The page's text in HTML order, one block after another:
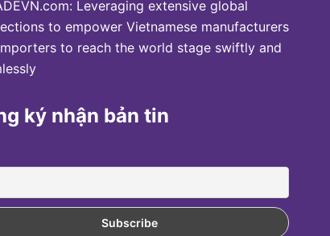
Leveraging extensive global
to empower Vietnamese manufacturers
to reach the world stage swiftly and
ký nhận bản tin